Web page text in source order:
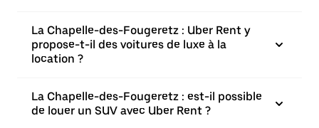
La Chapelle-des-Fougeretz : Uber Rent y
propose-t-il des voitures de luxe à la
location ?
La Chapelle-des-Fougeretz : est-il possible
de louer un SUV avec Uber Rent ?